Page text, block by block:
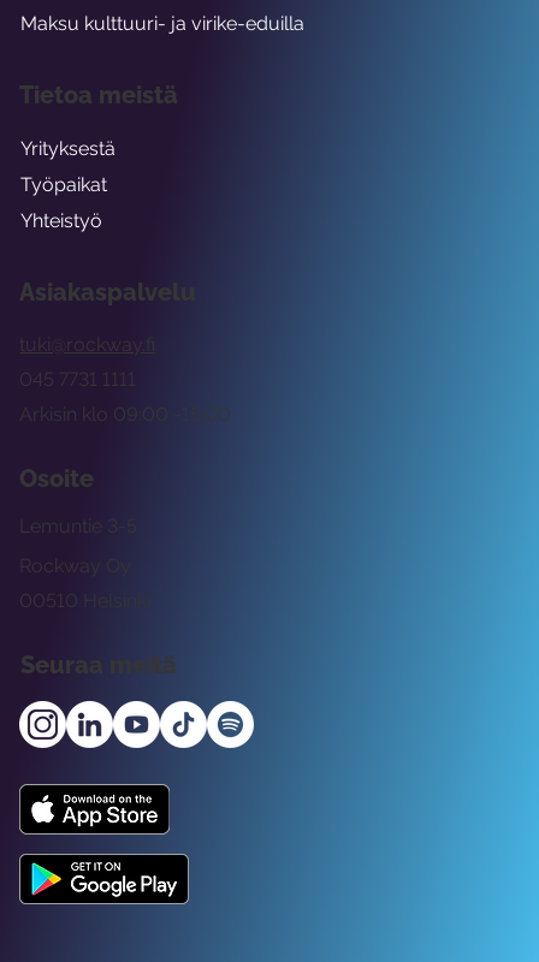
Asiakaspalvelu
tuki@rockway.fi
Arkisin klo 09:00 -15:00
045 7731 1111
Osoite
Rockway Oy
Lemuntie 3-5
00510 Helsinki
Seuraa meitä
Maksu kulttuuri- ja virike-eduilla
Tietoa meistä
Yrityksestä
Työpaikat
Yhteistyö